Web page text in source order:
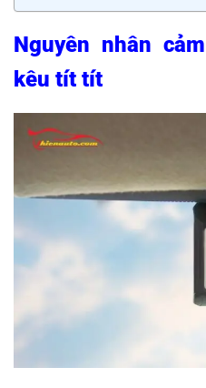
Nguyên nhân
kêu tít tít